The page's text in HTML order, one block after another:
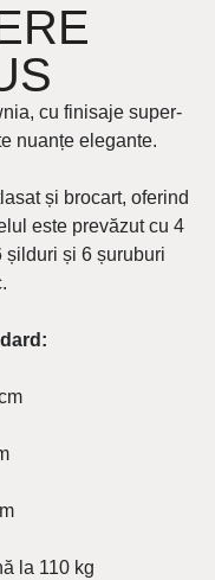
cu finisaje super-
nuanțe elegante.
și brocart, oferind
este prevăzut cu 4
șilduri și 6 șuruburi
la 110 kg